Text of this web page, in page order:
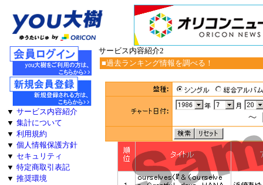
▼ サービス内容紹介
▼ 集計について
▼ 利用規約
▼ 個人情報保護方針
▼ セキュリティ
▼ 特定商取引表記
▼ 推奨環境
サービス内容紹介2
■過去ランキング情報を調べる！